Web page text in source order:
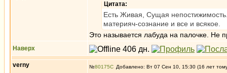
Цитата:
Есть Живая, Сущая
материяч-сознание и все и всякое.
Это называется лабуда на палочке. Не
Наверх
verny №80175 Добавлено: Вт 07 Сен 10, 15:30 (16 лет